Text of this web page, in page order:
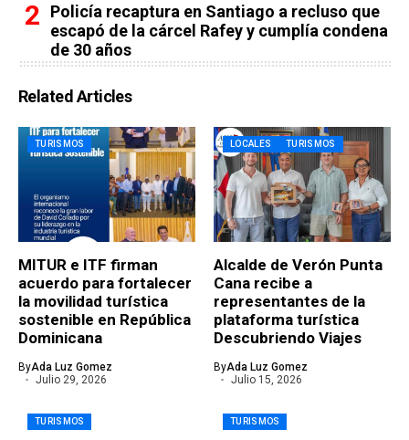
Policía recaptura en Santiago a recluso que
escapó de la cárcel Rafey y cumplía condena
de 30 años
Related Articles
TURISMOS
MITUR e ITF firman
acuerdo para fortalecer
la movilidad turística
sostenible en República
Dominicana
ByAda Luz Gomez
Julio 29, 2026
LOCALES TURISMOS
Alcalde de Verón Punta
Cana recibe a
representantes de la
plataforma turística
Descubriendo Viajes
ByAda Luz Gomez
Julio 15, 2026
TURISMOS TURISMOS